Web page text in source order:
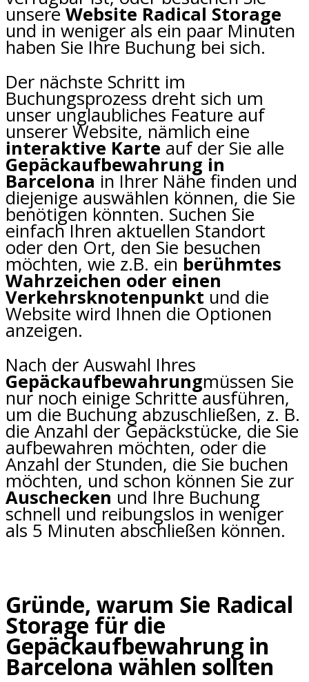
unsere Website Radical Storage
und in weniger als ein paar Minuten
haben Sie Ihre Buchung bei sich.
Der nächste Schritt im
Buchungsprozess dreht sich um
unser unglaubliches Feature auf
unserer Website, nämlich eine
interaktive Karte auf der Sie alle
Gepäckaufbewahrung in
Barcelona in Ihrer Nähe finden und
diejenige auswählen können, die Sie
benötigen könnten. Suchen Sie
einfach Ihren aktuellen Standort
oder den Ort, den Sie besuchen
möchten, wie z.B. ein berühmtes
Wahrzeichen oder einen
Verkehrsknotenpunkt und die
Website wird Ihnen die Optionen
anzeigen.
Nach der Auswahl Ihres
Gepäckaufbewahrungmüssen Sie
nur noch einige Schritte ausführen,
um die Buchung abzuschließen, z. B.
die Anzahl der Gepäckstücke, die Sie
aufbewahren möchten, oder die
Anzahl der Stunden, die Sie buchen
möchten, und schon können Sie zur
Auschecken und Ihre Buchung
schnell und reibungslos in weniger
als 5 Minuten abschließen können.
Gründe, warum Sie Radical
Storage für die
Gepäckaufbewahrung in
Barcelona wählen sollten